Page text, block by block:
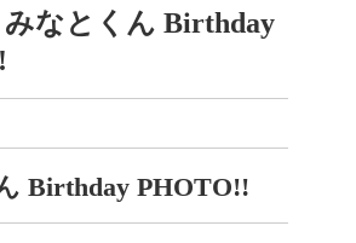
みなとくん Birthday
Birthday PHOTO!!